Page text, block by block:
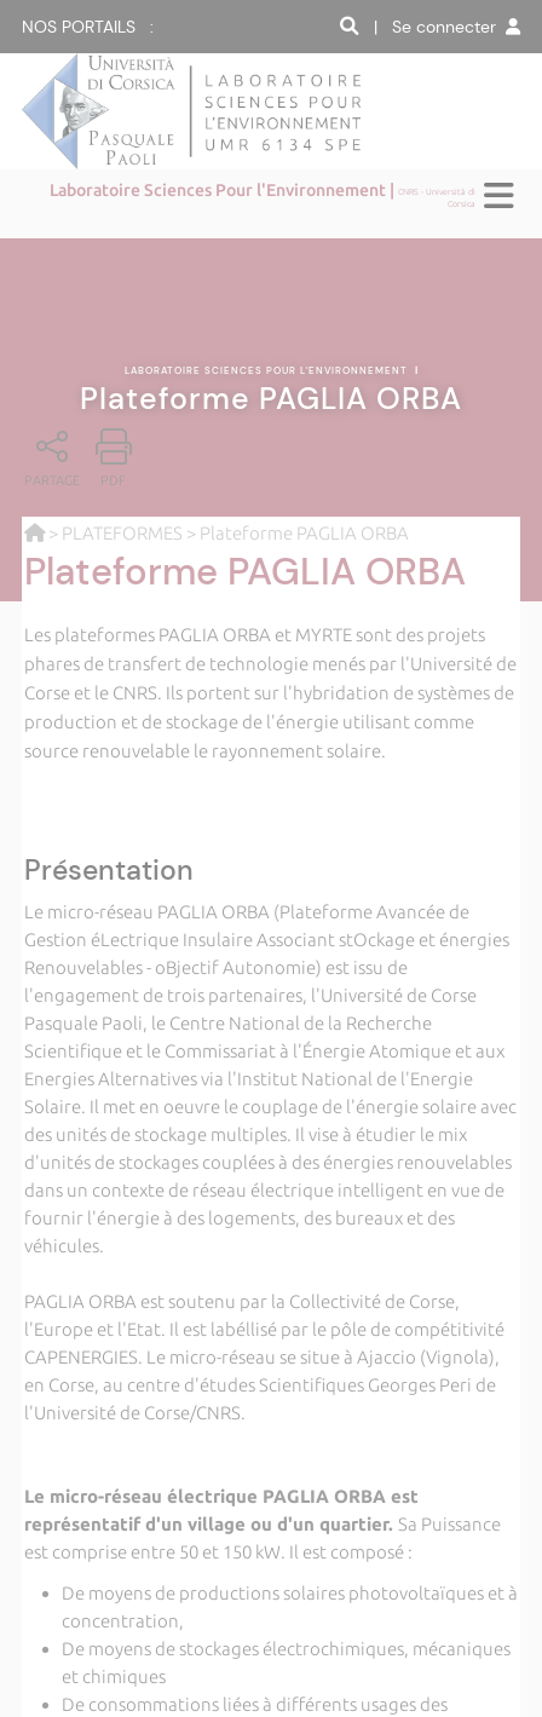
NOS PORTAILS : | Se connecter
Laboratoire Sciences Pour l'Environnement |CNRS - Università di
Corsica
LABORATOIRE SCIENCES POUR L'ENVIRONNEMENT |
Plateforme PAGLIA ORBA
PARTAGE PDF
> PLATEFORMES > Plateforme PAGLIA ORBA
Plateforme PAGLIA ORBA
Les plateformes PAGLIA ORBA et MYRTE sont des projets
phares de transfert de technologie menés par l'Université de
Corse et le CNRS. Ils portent sur l'hybridation de systèmes de
production et de stockage de l'énergie utilisant comme
source renouvelable le rayonnement solaire.
Présentation
Le micro-réseau PAGLIA ORBA (Plateforme Avancée de
Gestion éLectrique Insulaire Associant stOckage et énergies
Renouvelables - oBjectif Autonomie) est issu de
l'engagement de trois partenaires, l'Université de Corse
Pasquale Paoli, le Centre National de la Recherche
Scientifique et le Commissariat à l'Énergie Atomique et aux
Energies Alternatives via l'Institut National de l'Energie
Solaire. Il met en oeuvre le couplage de l'énergie solaire avec
des unités de stockage multiples. Il vise à étudier le mix
d'unités de stockages couplées à des énergies renouvelables
dans un contexte de réseau électrique intelligent en vue de
fournir l'énergie à des logements, des bureaux et des
véhicules.
PAGLIA ORBA est soutenu par la Collectivité de Corse,
l'Europe et l'Etat. Il est labéllisé par le pôle de compétitivité
CAPENERGIES. Le micro-réseau se situe à Ajaccio (Vignola),
en Corse, au centre d'études Scientifiques Georges Peri de
l'Université de Corse/CNRS.
Le micro-réseau électrique PAGLIA ORBA est
représentatif d'un village ou d'un quartier. Sa Puissance
est comprise entre 50 et 150 kW. Il est composé :
De moyens de productions solaires photovoltaïques et à
concentration,
De moyens de stockages électrochimiques, mécaniques
et chimiques
De consommations liées à différents usages des